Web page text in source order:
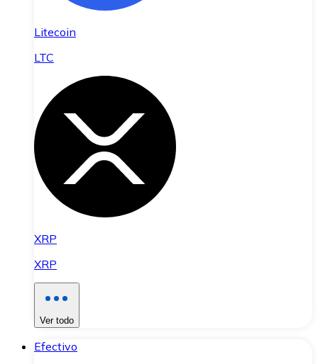
Litecoin
LTC
XRP
XRP
Ver todo
Efectivo